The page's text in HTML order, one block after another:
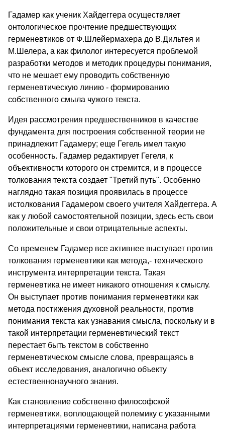
Гадамер как ученик Хайдеггера осуществляет
онтологическое прочтение предшествующих
герменевтиков от Ф.Шлейермахера до В.Дильтея и
М.Шелера, а как филолог интересуется проблемой
разработки методов и методик процедуры понимания,
что не мешает ему проводить собственную
герменевтическую линию - формированию
собственного смыла чужого текста.
Идея рассмотрения предшественников в качестве
фундамента для построения собственной теории не
принадлежит Гадамеру; еще Гегель имел такую
особенность. Гадамер редактирует Гегеля, к
объективности которого он стремится, и в процессе
толкования текста создает "Третий путь". Особенно
наглядно такая позиция проявилась в процессе
истолкования Гадамером своего учителя Хайдеггера. А
как у любой самостоятельной позиции, здесь есть свои
положительные и свои отрицательные аспекты.
Со временем Гадамер все активнее выступает против
толкования герменевтики как метода,- технического
инструмента интерпретации текста. Такая
герменевтика не имеет никакого отношения к смыслу.
Он выступает против понимания герменевтики как
метода постижения духовной реальности, против
понимания текста как узнавания смысла, поскольку и в
такой интерпретации герменевтический текст
перестает быть текстом в собственно
герменевтическом смысле слова, превращаясь в
объект исследования, аналогично объекту
естественнонаучного знания.
Как становление собственно философской
герменевтики, воплощающей полемику с указанными
интерпретациями герменевтики, написана работа